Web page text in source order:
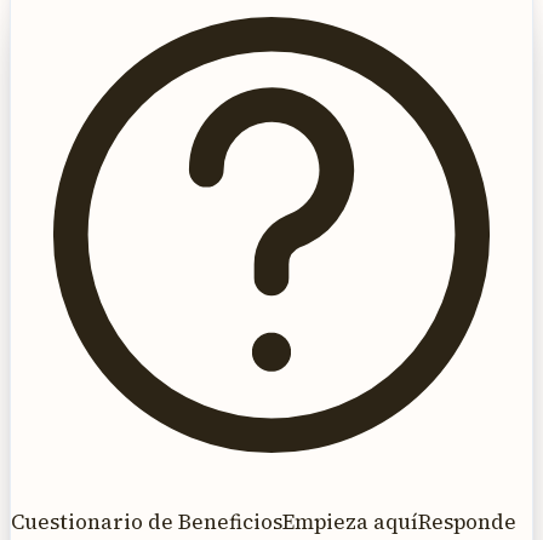
Cuestionario de BeneficiosEmpieza aquíResponde